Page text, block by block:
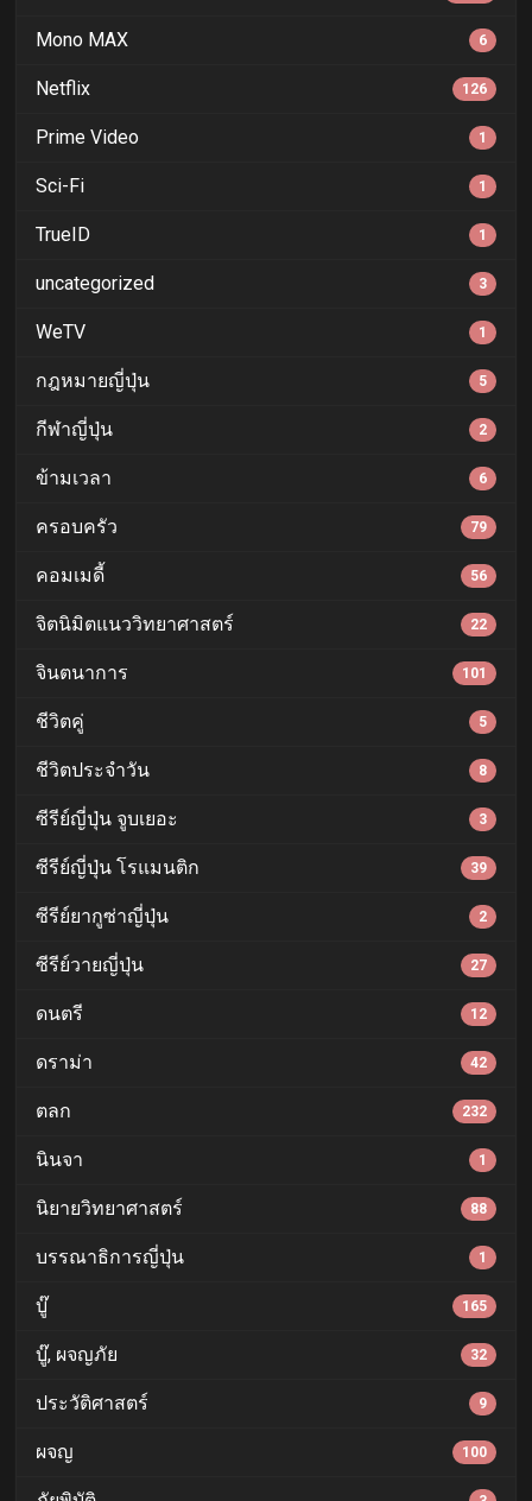
Mono MAX 6
Netflix 126
Prime Video 1
Sci-Fi 1
TrueID 1
uncategorized 3
WeTV 1
กฎหมายญี่ปุ่น 5
กีฬาญี่ปุ่น 2
ข้ามเวลา 6
ครอบครัว 79
คอมเมดี้ 56
จิตนิมิตแนววิทยาศาสตร์ 22
จินตนาการ 101
ชีวิตคู่ 5
ชีวิตประจำวัน 8
ซีรีย์ญี่ปุ่น จูบเยอะ 3
ซีรีย์ญี่ปุ่น โรแมนติก 39
ซีรีย์ยากูซ่าญี่ปุ่น 2
ซีรีย์วายญี่ปุ่น 27
ดนตรี 12
ดราม่า 42
ตลก 232
นินจา 1
นิยายวิทยาศาสตร์ 88
บรรณาธิการญี่ปุ่น 1
บู๊ 165
บู๊, ผจญภัย 32
ประวัติศาสตร์ 9
ผจญ 100